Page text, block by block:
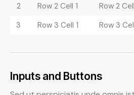
2
Row 2 Cell 1 Row 2
3
Row 3 Cell 1 Row 3
Inputs and Buttons